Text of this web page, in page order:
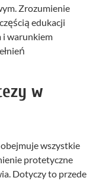
Zrozumienie
edukacji
i warunkiem
w
wszystkie
protetyczne
Dotyczy to przede